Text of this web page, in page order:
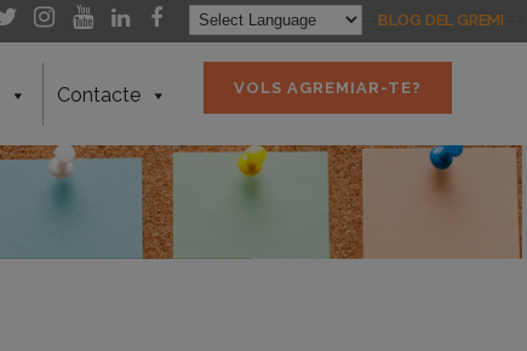
BLOG DEL GREMI
VOLS AGREMIAR-TE?
Contacte